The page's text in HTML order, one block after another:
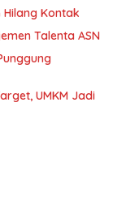
Kontak
Talenta ASN
UMKM Jadi